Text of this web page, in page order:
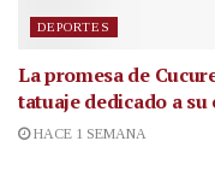
DEPORTES
La promesa de
tatuaje dedicado a
HACE 1 SEMANA